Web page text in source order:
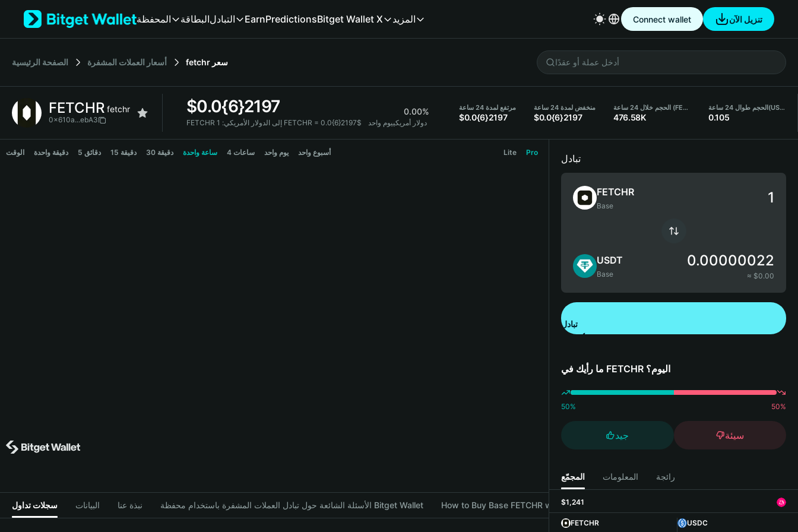
Tiếng Việt
Español (Latinoamérica)
Français
Deutsch
繁體中文
المحفظة البطاقةالتبادل EarnPredictionsBitget Wallet X المزيد Connect wallet تنزيل الآن
الصفحة الرئيسية أسعار العملات المشفرة fetchr سعر
FETCHR fetchr
0x610a...ebA3
$0.0{6}2197 0.00%
FETCHR إلى الدولار الأمريكي: 1 FETCHR = 0.0{6}2197$ دولار أمريكييوم واحد
مرتفع لمدة 24 ساعة
$0.0{6}2197
منخفض لمدة 24 ساعة
$0.0{6}2197
الحجم خلال 24 ساعة (FETCHR)
476.58K
الحجم طوال 24 ساعة(USDT)
0.105
FETCHR Price Chart
الوقت دقيقة واحدة 5 دقائق 15 دقيقة 30 دقيقة ساعة واحدة 4 ساعات يوم واحد أسبوع واحد Lite Pro
سجلات تداول البيانات نبذة عنا الأسئلة الشائعة حول تبادل العملات المشفرة باستخدام محفظة Bitget Wallet How to Buy Base FETCHR with Bitget Wallet
تبادل
FETCHR
Base
USDT
Base
0.00000022
≈ $0.00
تبادل
ما رأيك في FETCHR اليوم؟
50% 50%
جيد سيئة
المجمّع المعلومات رائجة
$1,241
FETCHR
USDC